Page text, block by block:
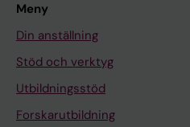
Meny
Din anställning
Stöd och verktyg
Utbildningsstöd
Forskarutbildning